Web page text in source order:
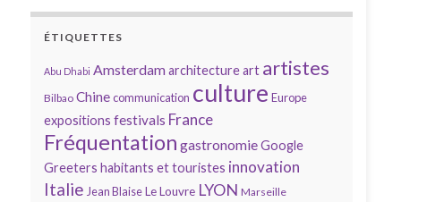
ÉTIQUETTES
Abu Dhabi Amsterdamarchitectureart artistes
Bilbao Chinecommunication culture Europe
expositions festivals France
Fréquentation gastronomieGoogle
Greeters habitants et touristes innovation
Italie Jean BlaiseLe Louvre LYON Marseille